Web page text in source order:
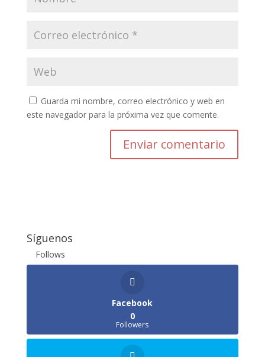
Guarda mi nombre, correo electrónico y web en
este navegador para la próxima vez que comente.
Enviar comentario
Síguenos
Follows
Facebook
0
Followers